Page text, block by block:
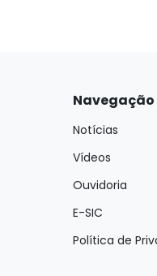
Navegação
Notícias
Vídeos
Ouvidoria
E-SIC
Política de